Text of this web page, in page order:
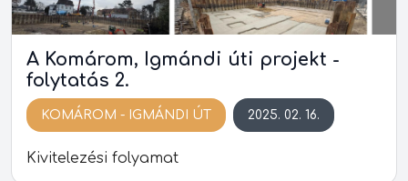
A Komárom, Igmándi úti projekt -
folytatás 2.
KOMÁROM - IGMÁNDI ÚT 2025. 02. 16.
Kivitelezési folyamat